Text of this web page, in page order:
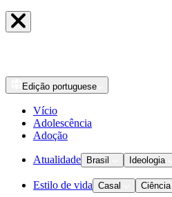
Edição portuguese
Vício
Adolescência
Adoção
Atualidade Brasil Ideologia
Estilo de vida Casal Ciência